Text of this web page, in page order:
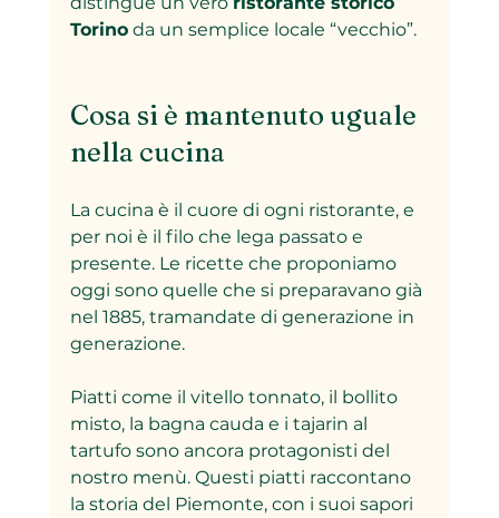
Torino da un semplice locale “vecchio”.
Cosa si è mantenuto uguale
nella cucina
La cucina è il cuore di ogni ristorante, e
per noi è il filo che lega passato e
presente. Le ricette che proponiamo
oggi sono quelle che si preparavano già
nel 1885, tramandate di generazione in
generazione.
Piatti come il vitello tonnato, il bollito
misto, la bagna cauda e i tajarin al
tartufo sono ancora protagonisti del
nostro menù. Questi piatti raccontano
la storia del Piemonte, con i suoi sapori